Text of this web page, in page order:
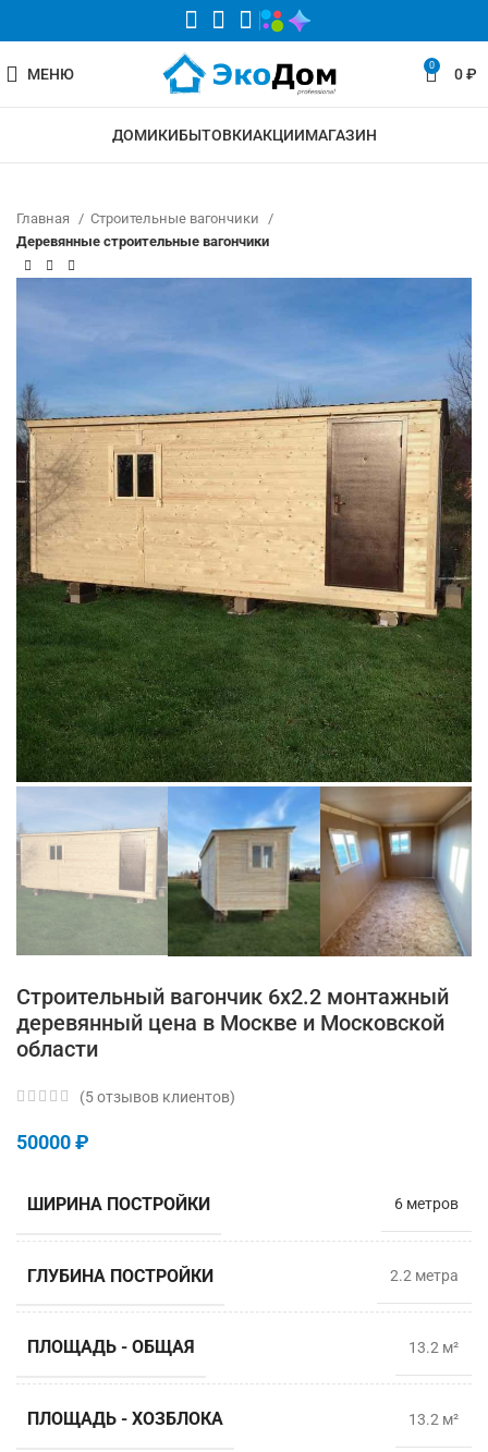
МЕНЮ 0 0₽
ДОМИКИБЫТОВКИАКЦИИМАГАЗИН
Главная
Строительные вагончики
Деревянные строительные вагончики
Строительный вагончик 6х2.2 монтажный
деревянный цена в Москве и Московской
области
(5отзывов клиентов)
50000₽
ШИРИНА ПОСТРОЙКИ 6 метров
ГЛУБИНА ПОСТРОЙКИ 2.2 метрa
ПЛОЩАДЬ - ОБЩАЯ 13.2 м²
ПЛОЩАДЬ - ХОЗБЛОКА 13.2 м²